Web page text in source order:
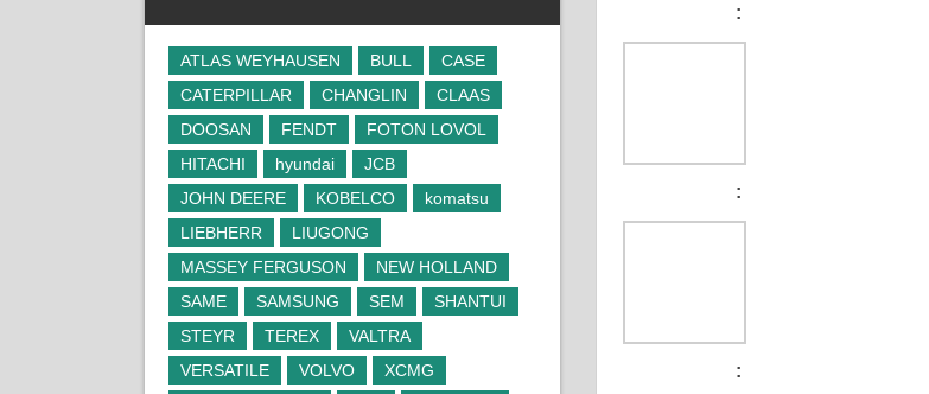
ATLAS WEYHAUSEN BULL
CASE
CATERPILLAR
CHANGLIN
CLAAS
DOOSAN
FENDT
FOTON LOVOL
HITACHI
hyundai
JCB
JOHN DEERE
KOBELCO
komatsu
LIEBHERR
LIUGONG
MASSEY FERGUSON
NEW HOLLAND
SAME
SAMSUNG SEM
SHANTUI
STEYR
TEREX
VALTRA
VERSATILE
VOLVO
XCMG